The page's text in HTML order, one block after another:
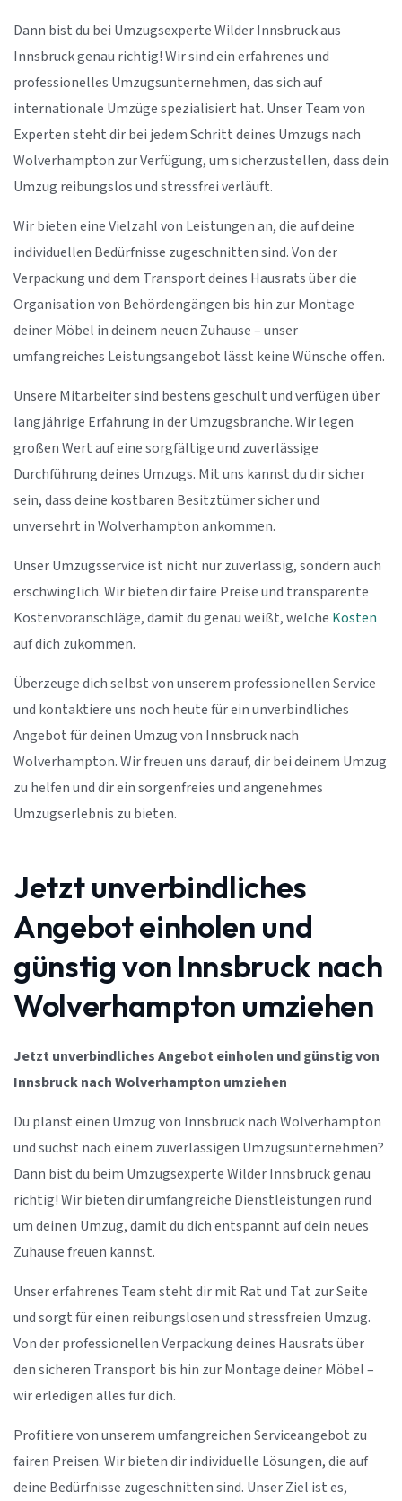
Dann bist du bei Umzugsexperte Wilder Innsbruck aus
Innsbruck genau richtig! Wir sind ein erfahrenes und
professionelles Umzugsunternehmen, das sich auf
internationale Umzüge spezialisiert hat. Unser Team von
Experten steht dir bei jedem Schritt deines Umzugs nach
Wolverhampton zur Verfügung, um sicherzustellen, dass dein
Umzug reibungslos und stressfrei verläuft.
Wir bieten eine Vielzahl von Leistungen an, die auf deine
individuellen Bedürfnisse zugeschnitten sind. Von der
Verpackung und dem Transport deines Hausrats über die
Organisation von Behördengängen bis hin zur Montage
deiner Möbel in deinem neuen Zuhause – unser
umfangreiches Leistungsangebot lässt keine Wünsche offen.
Unsere Mitarbeiter sind bestens geschult und verfügen über
langjährige Erfahrung in der Umzugsbranche. Wir legen
großen Wert auf eine sorgfältige und zuverlässige
Durchführung deines Umzugs. Mit uns kannst du dir sicher
sein, dass deine kostbaren Besitztümer sicher und
unversehrt in Wolverhampton ankommen.
Unser Umzugsservice ist nicht nur zuverlässig, sondern auch
erschwinglich. Wir bieten dir faire Preise und transparente
Kostenvoranschläge, damit du genau weißt, welche Kosten
auf dich zukommen.
Überzeuge dich selbst von unserem professionellen Service
und kontaktiere uns noch heute für ein unverbindliches
Angebot für deinen Umzug von Innsbruck nach
Wolverhampton. Wir freuen uns darauf, dir bei deinem Umzug
zu helfen und dir ein sorgenfreies und angenehmes
Umzugserlebnis zu bieten.
Jetzt unverbindliches
Angebot einholen und
günstig von Innsbruck nach
Wolverhampton umziehen
Jetzt unverbindliches Angebot einholen und günstig von
Innsbruck nach Wolverhampton umziehen
Du planst einen Umzug von Innsbruck nach Wolverhampton
und suchst nach einem zuverlässigen Umzugsunternehmen?
Dann bist du beim Umzugsexperte Wilder Innsbruck genau
richtig! Wir bieten dir umfangreiche Dienstleistungen rund
um deinen Umzug, damit du dich entspannt auf dein neues
Zuhause freuen kannst.
Unser erfahrenes Team steht dir mit Rat und Tat zur Seite
und sorgt für einen reibungslosen und stressfreien Umzug.
Von der professionellen Verpackung deines Hausrats über
den sicheren Transport bis hin zur Montage deiner Möbel –
wir erledigen alles für dich.
Profitiere von unserem umfangreichen Serviceangebot zu
fairen Preisen. Wir bieten dir individuelle Lösungen, die auf
deine Bedürfnisse zugeschnitten sind. Unser Ziel ist es,